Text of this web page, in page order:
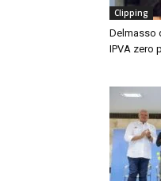
Clipping
Delmasso
IPVA zero